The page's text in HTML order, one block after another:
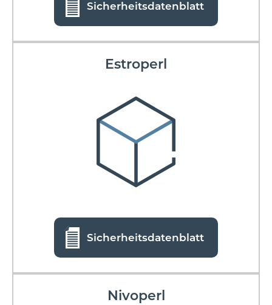
Sicherheitsdatenblatt
Estroperl
Sicherheitsdatenblatt
Nivoperl